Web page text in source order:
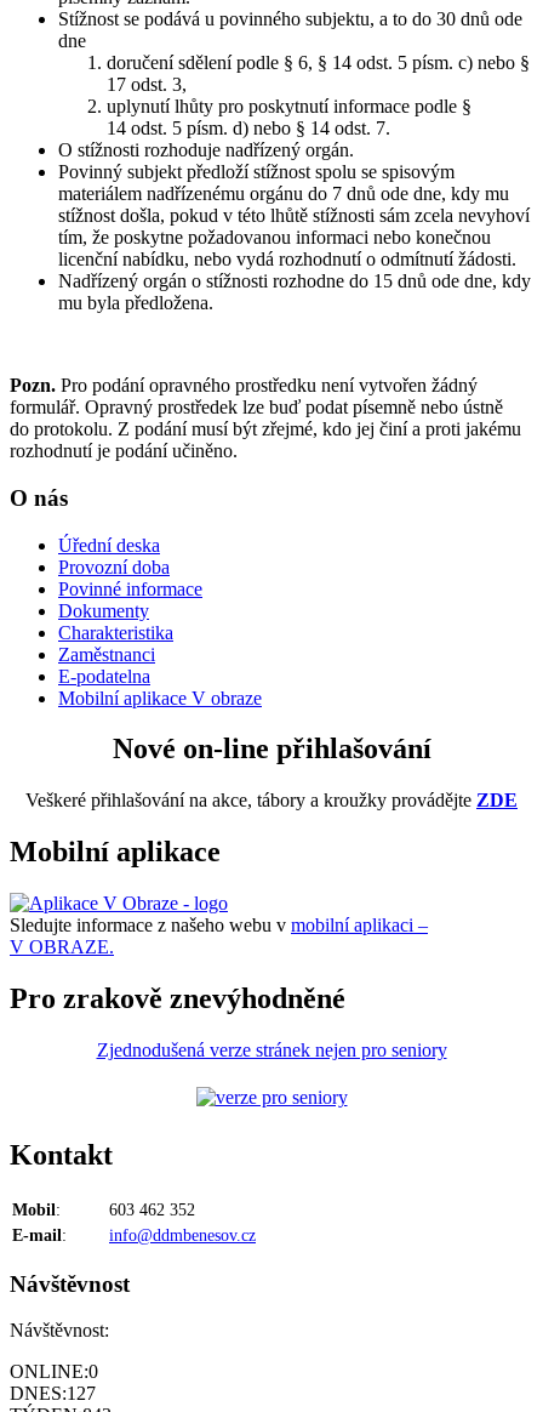
Stížnost se podává u povinného subjektu, a to do 30 dnů ode
dne
doručení sdělení podle § 6, § 14 odst. 5 písm. c) nebo §
17 odst. 3,
uplynutí lhůty pro poskytnutí informace podle §
14 odst. 5 písm. d) nebo § 14 odst. 7.
O stížnosti rozhoduje nadřízený orgán.
Povinný subjekt předloží stížnost spolu se spisovým
materiálem nadřízenému orgánu do 7 dnů ode dne, kdy mu
stížnost došla, pokud v této lhůtě stížnosti sám zcela nevyhoví
tím, že poskytne požadovanou informaci nebo konečnou
licenční nabídku, nebo vydá rozhodnutí o odmítnutí žádosti.
Nadřízený orgán o stížnosti rozhodne do 15 dnů ode dne, kdy
mu byla předložena.
Pozn. Pro podání opravného prostředku není vytvořen žádný
formulář. Opravný prostředek lze buď podat písemně nebo ústně
do protokolu. Z podání musí být zřejmé, kdo jej činí a proti jakému
rozhodnutí je podání učiněno.
O nás
Úřední deska
Provozní doba
Povinné informace
Dokumenty
Charakteristika
Zaměstnanci
E-podatelna
Mobilní aplikace V obraze
Nové on-line přihlašování
Veškeré přihlašování na akce, tábory a kroužky provádějte ZDE
Mobilní aplikace
Sledujte informace z našeho webu v mobilní aplikaci –
V OBRAZE.
Pro zrakově znevýhodněné
Zjednodušená verze stránek nejen pro seniory
Kontakt
Mobil :
603 462 352
E-mail : info@ddmbenesov.cz
Návštěvnost
Návštěvnost:
ONLINE:0
DNES:127